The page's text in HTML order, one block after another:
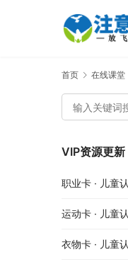
首页 在线课堂
VIP资源更新
职业卡 · 儿童
运动卡 · 儿童
衣物卡 · 儿童